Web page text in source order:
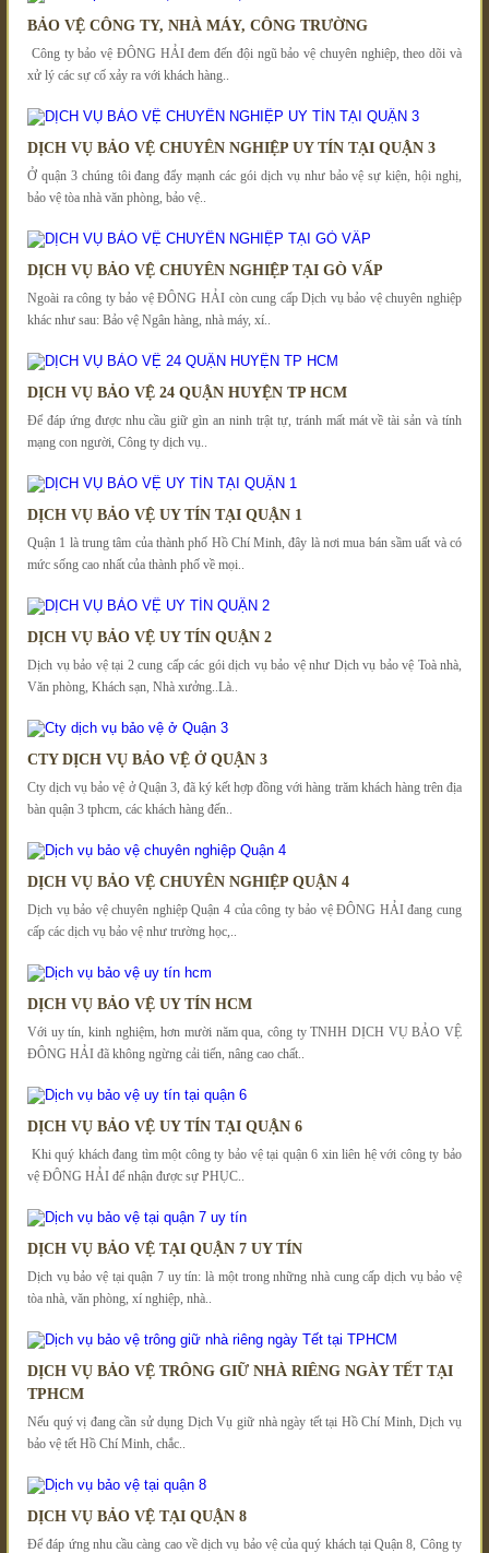
BẢO VỆ CÔNG TY, NHÀ MÁY, CÔNG TRƯỜNG
Công ty bảo vệ ĐÔNG HẢI đem đến đội ngũ bảo vệ chuyên nghiệp, theo dõi và
xử lý các sự cố xảy ra với khách hàng..
DỊCH VỤ BẢO VỆ CHUYÊN NGHIỆP UY TÍN TẠI QUẬN 3
Ở quận 3 chúng tôi đang đẩy mạnh các gói dịch vụ như bảo vệ sự kiện, hội nghị,
bảo vệ tòa nhà văn phòng, bảo vệ..
DỊCH VỤ BẢO VỆ CHUYÊN NGHIỆP TẠI GÒ VẤP
Ngoài ra công ty bảo vệ ĐÔNG HẢI còn cung cấp Dịch vụ bảo vệ chuyên nghiệp
khác như sau: Bảo vệ Ngân hàng, nhà máy, xí..
DỊCH VỤ BẢO VỆ 24 QUẬN HUYỆN TP HCM
Để đáp ứng được nhu cầu giữ gìn an ninh trật tự, tránh mất mát về tài sản và tính
mạng con người, Công ty dịch vụ..
DỊCH VỤ BẢO VỆ UY TÍN TẠI QUẬN 1
Quận 1 là trung tâm của thành phố Hồ Chí Minh, đây là nơi mua bán sầm uất và có
mức sống cao nhất của thành phố về mọi..
DỊCH VỤ BẢO VỆ UY TÍN QUẬN 2
Dịch vụ bảo vệ tại 2 cung cấp các gói dịch vụ bảo vệ như Dịch vụ bảo vệ Toà nhà,
Văn phòng, Khách sạn, Nhà xưởng..Là..
CTY DỊCH VỤ BẢO VỆ Ở QUẬN 3
Cty dịch vụ bảo vệ ở Quận 3, đã ký kết hợp đồng với hàng trăm khách hàng trên địa
bàn quận 3 tphcm, các khách hàng đến..
DỊCH VỤ BẢO VỆ CHUYÊN NGHIỆP QUẬN 4
Dịch vụ bảo vệ chuyên nghiệp Quận 4 của công ty bảo vệ ĐÔNG HẢI đang cung
cấp các dịch vụ bảo vệ như trường học,..
DỊCH VỤ BẢO VỆ UY TÍN HCM
Với uy tín, kinh nghiệm, hơn mười năm qua, công ty TNHH DỊCH VỤ BẢO VỆ
ĐÔNG HẢI đã không ngừng cải tiến, nâng cao chất..
DỊCH VỤ BẢO VỆ UY TÍN TẠI QUẬN 6
Khi quý khách đang tìm một công ty bảo vệ tại quận 6 xin liên hệ với công ty bảo
vệ ĐÔNG HẢI để nhận được sự PHỤC..
DỊCH VỤ BẢO VỆ TẠI QUẬN 7 UY TÍN
Dịch vụ bảo vệ tại quận 7 uy tín: là một trong những nhà cung cấp dịch vụ bảo vệ
tòa nhà, văn phòng, xí nghiệp, nhà..
DỊCH VỤ BẢO VỆ TRÔNG GIỮ NHÀ RIÊNG NGÀY TẾT TẠI
TPHCM
Nếu quý vị đang cần sử dụng Dịch Vụ giữ nhà ngày tết tại Hồ Chí Minh, Dịch vụ
bảo vệ tết Hồ Chí Minh, chắc..
DỊCH VỤ BẢO VỆ TẠI QUẬN 8
Để đáp ứng nhu cầu càng cao về dịch vụ bảo vệ của quý khách tại Quận 8, Công ty